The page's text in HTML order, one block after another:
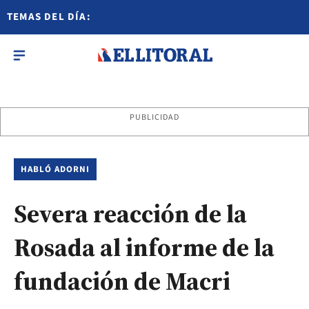
TEMAS DEL DÍA:
PUBLICIDAD
HABLÓ ADORNI
Severa reacción de la
Rosada al informe de la
fundación de Macri